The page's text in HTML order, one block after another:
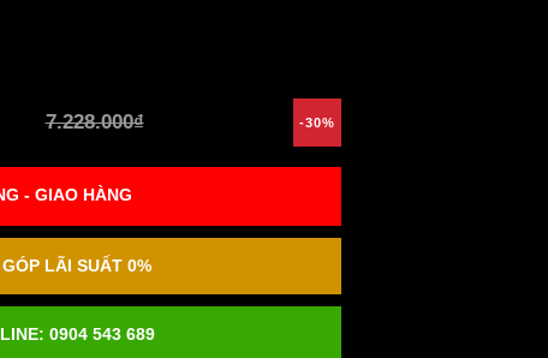
7.228.000₫ -30%
- GIAO HÀNG
LÃI SUẤT 0%
0904 543 689